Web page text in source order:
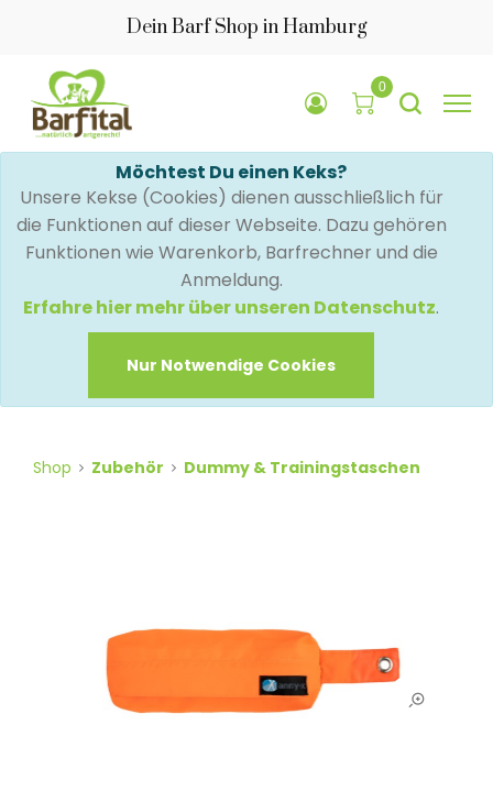
Dein Barf Shop in Hamburg
0
Möchtest Du einen Keks?
Unsere Kekse (Cookies) dienen ausschließlich für
die Funktionen auf dieser Webseite. Dazu gehören
Funktionen wie Warenkorb, Barfrechner und die
Anmeldung.
Erfahre hier mehr über unseren Datenschutz.
Nur Notwendige Cookies
Shop Zubehör Dummy & Trainingstaschen